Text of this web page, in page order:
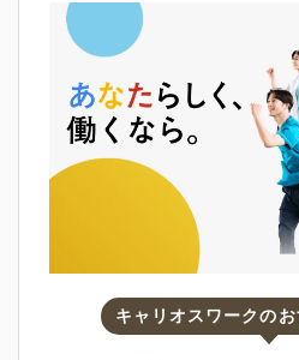
キャリオスワークの